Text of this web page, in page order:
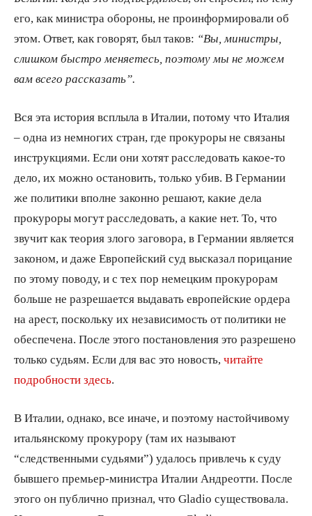
его, как министра обороны, не проинформировали об
этом. Ответ, как говорят, был таков: “Вы, министры,
слишком быстро меняетесь, поэтому мы не можем
вам всего рассказать”.
Вся эта история всплыла в Италии, потому что Италия
– одна из немногих стран, где прокуроры не связаны
инструкциями. Если они хотят расследовать какое-то
дело, их можно остановить, только убив. В Германии
же политики вполне законно решают, какие дела
прокуроры могут расследовать, а какие нет. То, что
звучит как теория злого заговора, в Германии является
законом, и даже Европейский суд высказал порицание
по этому поводу, и с тех пор немецким прокурорам
больше не разрешается выдавать европейские ордера
на арест, поскольку их независимость от политики не
обеспечена. После этого постановления это разрешено
только судьям. Если для вас это новость, читайте
подробности здесь
В Италии, однако, все иначе, и поэтому настойчивому
итальянскому прокурору (там их называют
“следственными судьями”) удалось привлечь к суду
бывшего премьер-министра Италии Андреотти. После
этого он публично признал, что Gladio существовала.